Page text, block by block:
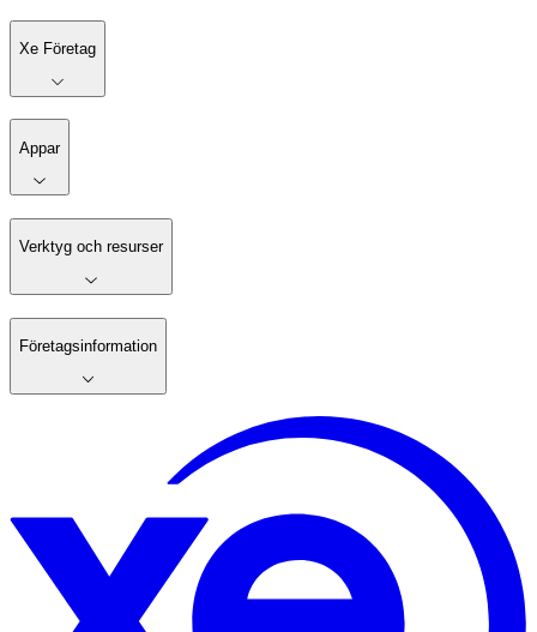
Xe Företag
Appar
Verktyg och resurser
Företagsinformation